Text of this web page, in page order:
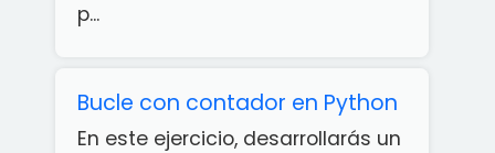
p...
Bucle con contador en Python
En este ejercicio, desarrollarás un